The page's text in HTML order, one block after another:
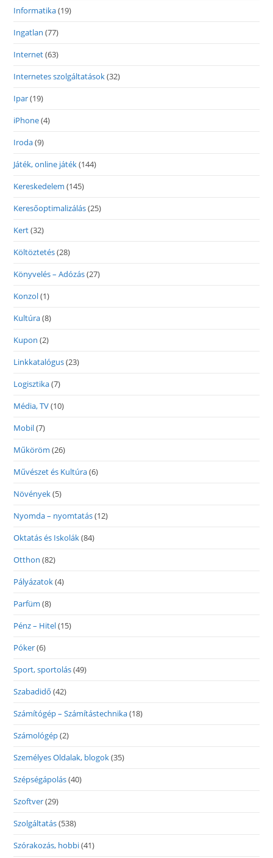
Informatika(19)
Ingatlan (77)
Internet(63)
Internetes szolgáltatások(32)
Ipar(19)
iPhone(4)
Iroda(9)
Játék, online játék(144)
Kereskedelem (145)
Keresőoptimalizálás(25)
Kert(32)
Költöztetés(28)
Könyvelés – Adózás(27)
Konzol(1)
Kultúra(8)
Kupon (2)
Linkkatalógus(23)
Logisztika(7)
Média, TV(10)
Mobil(7)
Műköröm (26)
Művészet és Kultúra(6)
Növények(5)
Nyomda – nyomtatás(12)
Oktatás és Iskolák(84)
Otthon (82)
Pályázatok(4)
Parfüm (8)
Pénz – Hitel(15)
Póker(6)
Sport, sportolás(49)
Szabadidő (42)
Számítógép – Számítástechnika(18)
Számológép(2)
Személyes Oldalak, blogok(35)
Szépségápolás(40)
Szoftver(29)
Szolgáltatás(538)
Szórakozás, hobbi(41)